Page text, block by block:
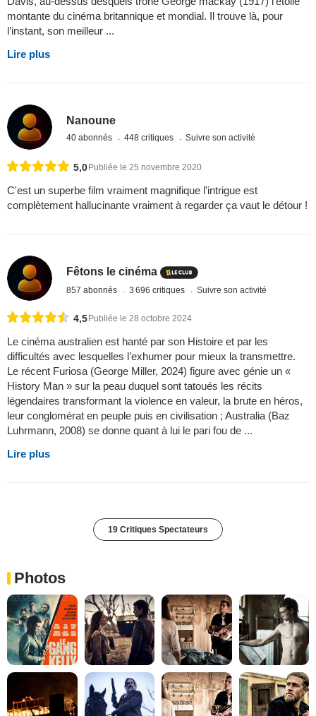
montante du cinéma britannique et mondial. Il trouve là, pour
l’instant, son meilleur ...
Lire plus
Nanoune
40 abonnés 448 critiques Suivre son activité
5,0 Publiée le 25 novembre 2020
C'est un superbe film vraiment magnifique l'intrigue est
complètement hallucinante vraiment à regarder ça vaut le détour !
Fêtons le cinéma
857 abonnés 3 696 critiques Suivre son activité
4,5 Publiée le 28 octobre 2024
Le cinéma australien est hanté par son Histoire et par les
difficultés avec lesquelles l’exhumer pour mieux la transmettre.
Le récent Furiosa (George Miller, 2024) figure avec génie un «
History Man » sur la peau duquel sont tatoués les récits
légendaires transformant la violence en valeur, la brute en héros,
leur conglomérat en peuple puis en civilisation ; Australia (Baz
Luhrmann, 2008) se donne quant à lui le pari fou de ...
Lire plus
19 Critiques Spectateurs
Photos